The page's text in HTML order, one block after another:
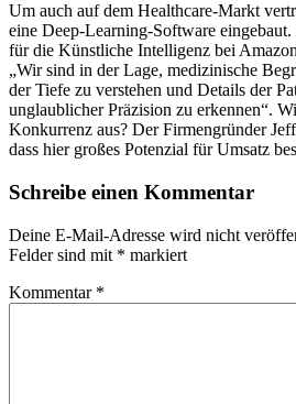
Um auch auf dem Healthcare-Markt
eine Deep-Learning-Software
für die Künstliche Intelligenz bei
„Wir sind in der Lage, medizinische
der Tiefe zu verstehen und Details der
unglaublicher Präzision zu erkennen“.
Konkurrenz aus? Der Firmengründer
dass hier großes Potenzial für Umsatz
Schreibe einen Kommentar
Deine E-Mail-Adresse wird nicht
Felder sind mit * markiert
Kommentar *